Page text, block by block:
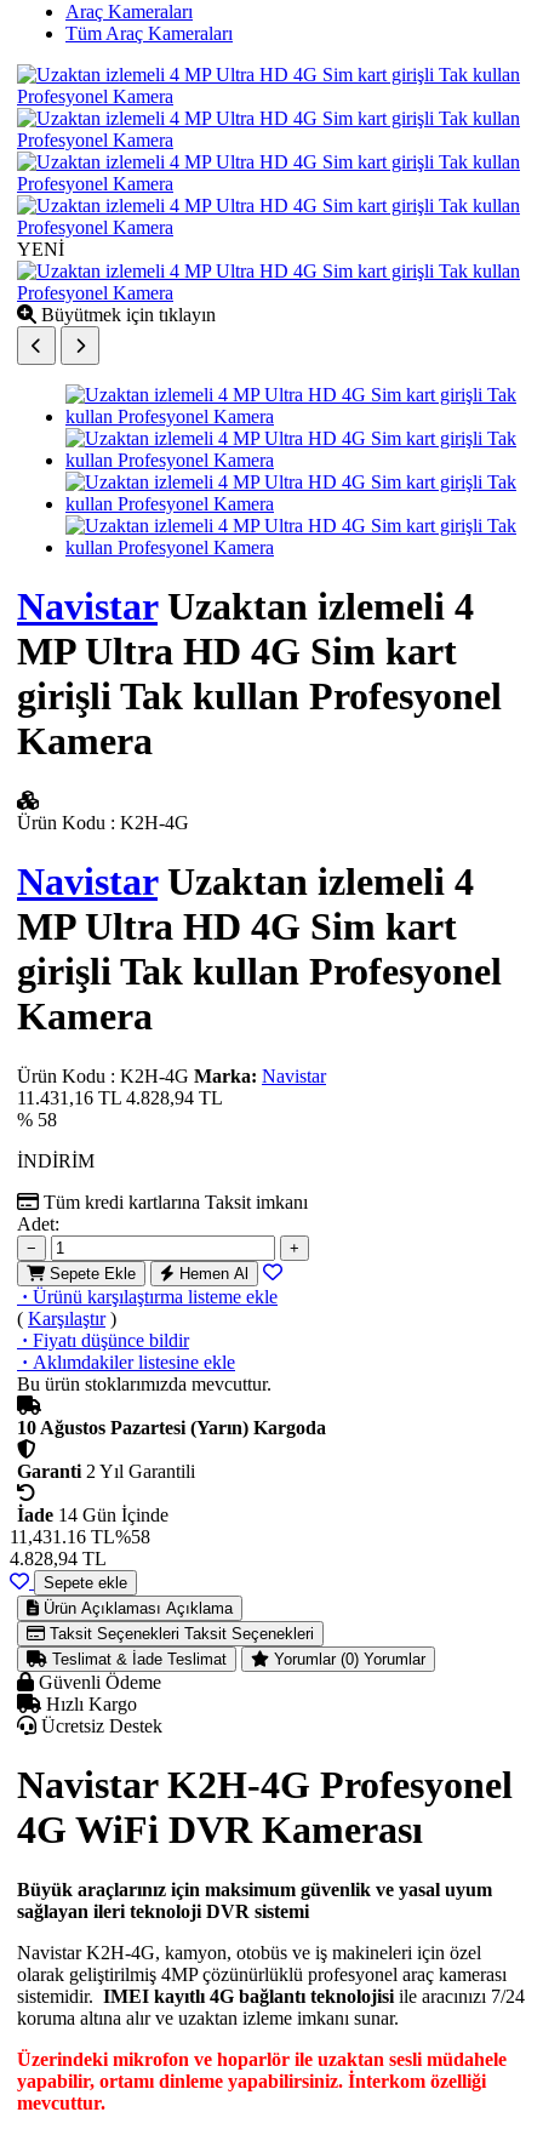
Araç Kameraları
Tüm Araç Kameraları
YENİ
Büyütmek için tıklayın
NavistarUzaktan izlemeli 4
MP Ultra HD 4G Sim kart
girişli Tak kullan Profesyonel
Kamera
Ürün Kodu : K2H-4G
NavistarUzaktan izlemeli 4
MP Ultra HD 4G Sim kart
girişli Tak kullan Profesyonel
Kamera
Ürün Kodu : K2H-4G Marka: Navistar
11.431,16 TL 4.828,94 TL
% 58
İNDİRİM
Tüm kredi kartlarına Taksit imkanı
Adet:
−
+
Sepete Ekle
Hemen Al
· Ürünü karşılaştırma listeme ekle
( Karşılaştır)
· Fiyatı düşünce bildir
· Aklımdakiler listesine ekle
Bu ürün stoklarımızda mevcuttur.
10 Ağustos Pazartesi (Yarın) Kargoda
Garanti 2 Yıl Garantili
İade 14 Gün İçinde
11,431.16 TL%58
4.828,94 TL
Sepete ekle
Ürün Açıklaması Açıklama
Taksit Seçenekleri Taksit Seçenekleri
Teslimat & İade Teslimat Yorumlar (0) Yorumlar
Güvenli Ödeme
Hızlı Kargo
Ücretsiz Destek
Navistar K2H-4G Profesyonel
4G WiFi DVR Kamerası
Büyük araçlarınız için maksimum güvenlik ve yasal uyum
sağlayan ileri teknoloji DVR sistemi
Navistar K2H-4G, kamyon, otobüs ve iş makineleri için özel
olarak geliştirilmiş 4MP çözünürlüklü profesyonel araç kamerası
sistemidir. IMEI kayıtlı 4G bağlantı teknolojisi ile aracınızı 7/24
koruma altına alır ve uzaktan izleme imkanı sunar.
Üzerindeki mikrofon ve hoparlör ile uzaktan sesli müdahele
yapabilir, ortamı dinleme yapabilirsiniz. İnterkom özelliği
mevcuttur.